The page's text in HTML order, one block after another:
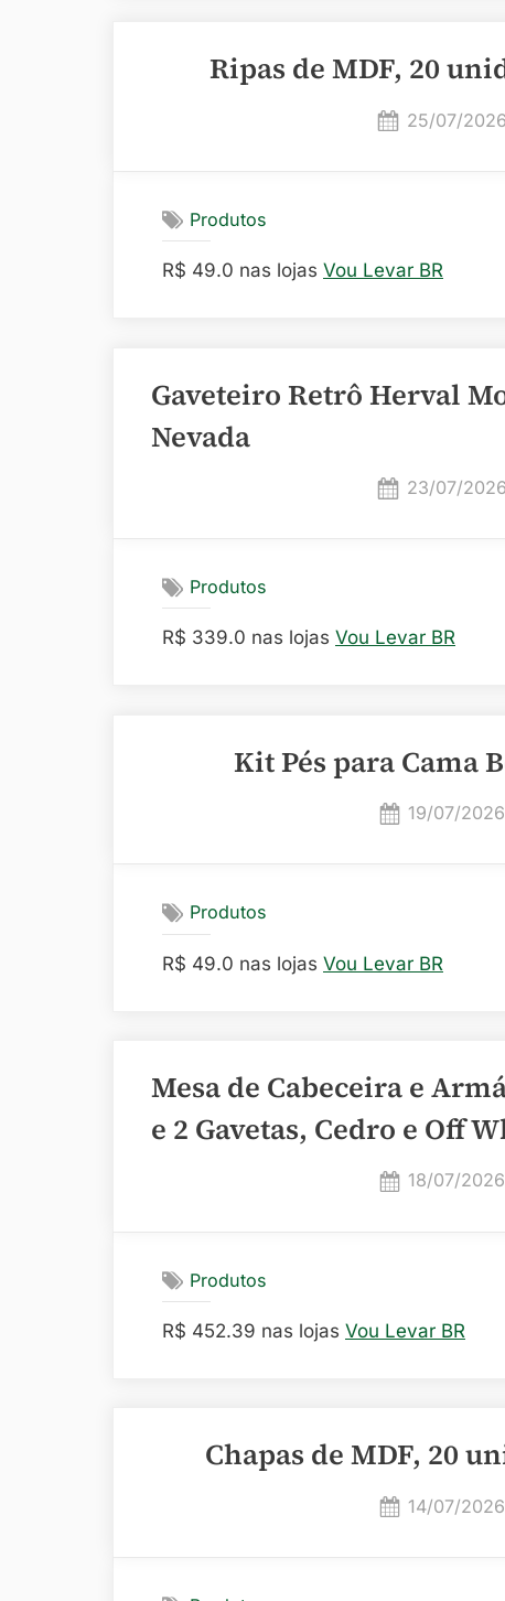
Ripas de MDF, 20
Posted
25/07/2026
Produtos
R$ 49.0 nas lojas Vou Levar BR
Gaveteiro Retrô Herval
Nevada
Posted
23/07/2026
Produtos
R$ 339.0 nas lojas Vou Levar BR
Kit Pés para Cama
Posted
19/07/2026
Produtos
R$ 49.0 nas lojas Vou Levar BR
Mesa de Cabeceira e
e 2 Gavetas, Cedro e Off
Posted
18/07/2026
Produtos
R$ 452.39 nas lojas Vou Levar BR
Chapas de MDF, 20
Posted
14/07/2026